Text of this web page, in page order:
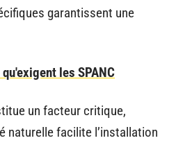
garantissent une
les SPANC
un facteur critique,
naturelle facilite l’installation